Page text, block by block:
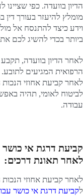
הדיון בוועדה. כפי
מומלץ להיעזר בעורך דין
וידע כיצד להתנסח אל
ביותר בכדי להשיג לכם
לאחר הדיון בוועדה,
הרפואית המגיעים
לאחר קביעת אחוזי
לביטוח לאומי, תהיה
עבודה.
קביעת דרגת אי
לאחר תאונת דרכים:
לאחר קביעת אחוזי
לקביעת דרגת אי כושר